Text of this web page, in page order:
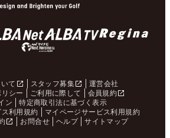
て スタッフ募集
運営会社
シー
ご利用に際して
会員規約
ン
特定商取引法に基づく表示
利用規約
マイページサービス利用規約
お問合せ ヘルプ サイトマップ